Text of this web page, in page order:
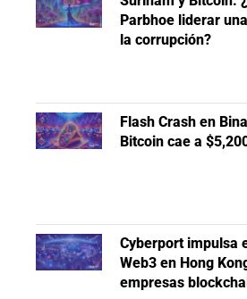
Parbhoe liderar
la corrupción?
Flash Crash en
Bitcoin cae a
Cyberport impulsa
Web3 en Hong
empresas